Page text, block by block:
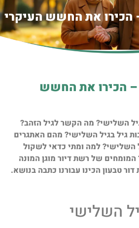
הכירו את החשש העיקרי
– הכירו את החשש
השלישי? מה הקשר לגיל הזהב?
גיל בגיל השלישי? מהם האתגרים
השלישי? למה ומתי כדאי לשקול
המומחים של רשת דיור מוגן המונה
טבעון הכינו עבורנו כתבה בנושא.
השלישי